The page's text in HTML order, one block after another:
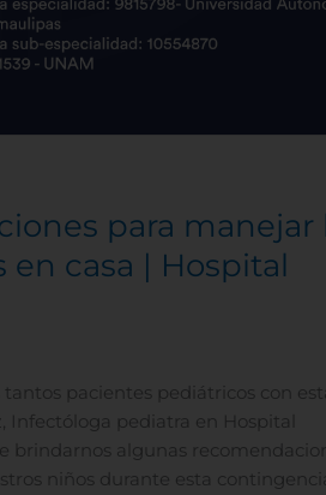
para manejar
casa | Hospital
pacientes pediátricos con
pediatra en Hospital
brindarnos algunas
niños durante esta